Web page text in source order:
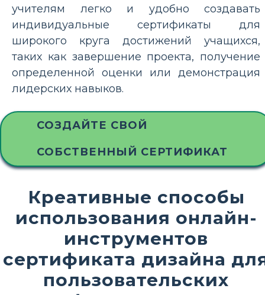
учителям легко и удобно создавать
индивидуальные сертификаты для
широкого круга достижений учащихся,
таких как завершение проекта, получение
определенной оценки или демонстрация
лидерских навыков.
СОЗДАЙТЕ СВОЙ
СОБСТВЕННЫЙ СЕРТИФИКАТ
Креативные способы
использования онлайн-
инструментов
сертификата дизайна
пользовательских